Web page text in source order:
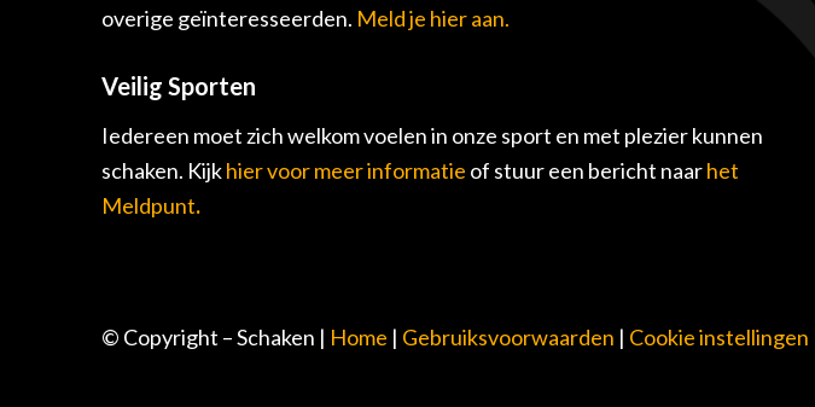
overige geïnteresseerden. Meld je hier aan.
Veilig Sporten
Iedereen moet zich welkom voelen in onze sport en met plezier kunnen
schaken. Kijkhier voor meer informatie of stuur een bericht naarhet
Meldpunt.
© Copyright – Schaken | Home | Gebruiksvoorwaarden | Cookie instellingen